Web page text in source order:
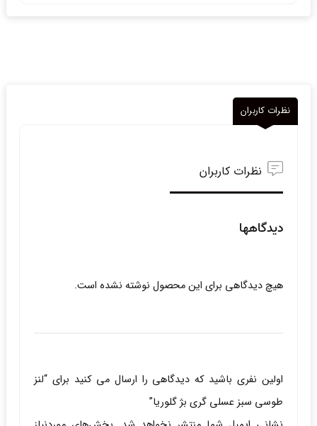
نظرات کاربران
نظرات کاربران
دیدگاهها
هیچ دیدگاهی برای این محصول نوشته نشده است.
اولین نفری باشید که دیدگاهی را ارسال می کنید برای “لنز
طوسی سبز عسلی گری بژ گلوریا”